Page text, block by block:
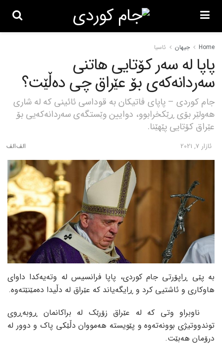
Home جیهان ئاسیا
پاپا لە سەر کۆتایی هاتنی
سەردانەکەی بۆ عێراق چی دەڵێت؟
جام کوردی – پاپای ڤاتیکان بە قوداسی ئائینی کە لە شاری
هەولێر بۆی ڕێکخرابوو، دوایین وێستگەی سەردانەکەیی بۆ
عێراق کۆتایی پێهێنا.
ئازار 7, 2021
بە پێی ڕاپۆرتی جام کوردی، پاپا فرانسیس لە وتەیەکدا داوای
هاوکاری و ئاشتیی کرد و ڕایگەیاند کە عێراق لە دڵیدا دەمێنێتەوە.
ناوبراو وتی کە لە عێراق زۆرێک لە براکانمان ڕوبەڕوی
توندووتیژی بوونەتەوە و پێویستە هەمووان دڵێکی پاک و دوور لە
درۆمان هەبێت.